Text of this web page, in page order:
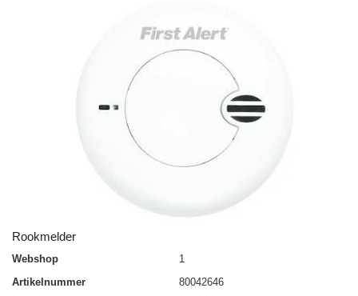
Rookmelder
Webshop
1
Artikelnummer
80042646